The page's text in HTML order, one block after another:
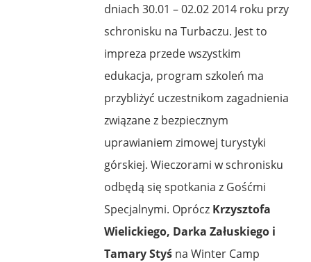
dniach 30.01 – 02.02 2014 roku przy
schronisku na Turbaczu. Jest to
impreza przede wszystkim
edukacja, program szkoleń ma
przybliżyć uczestnikom zagadnienia
związane z bezpiecznym
uprawianiem zimowej turystyki
górskiej. Wieczorami w schronisku
odbędą się spotkania z Gośćmi
Specjalnymi. Oprócz Krzysztofa
Wielickiego, Darka Załuskiego i
Tamary Styś na Winter Camp